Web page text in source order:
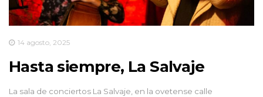
14 agosto, 2025
Hasta siempre, La Salvaje
La sala de conciertos La Salvaje, en la ovetense calle